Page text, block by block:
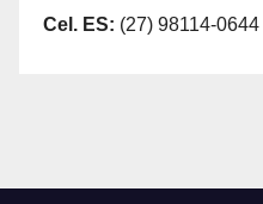
Cel. ES: (27) 98114-